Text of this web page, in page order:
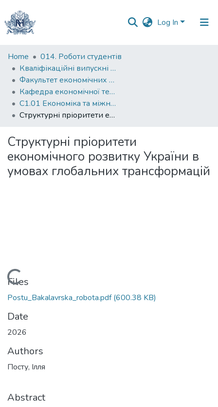
Log In
Communities
&
Collections
All of DSpace
Home
014. Роботи студентів
Кваліфікаційні випускні роботи здобувачів вищої освіти бакалаврських програм
Факультет економічних наук
Кафедра економічної теорії
С1.01 Економіка та міжнародні економічні відносини (економіка)
Структурні пріоритети економічного розвитку України в умовах глобальних трансформацій
Структурні пріоритети
економічного розвитку України в
умовах глобальних трансформацій
Loading...
Files
Postu_Bakalavrska_robota.pdf(600.38 KB)
Date
2026
Authors
Посту, Ілля
Abstract